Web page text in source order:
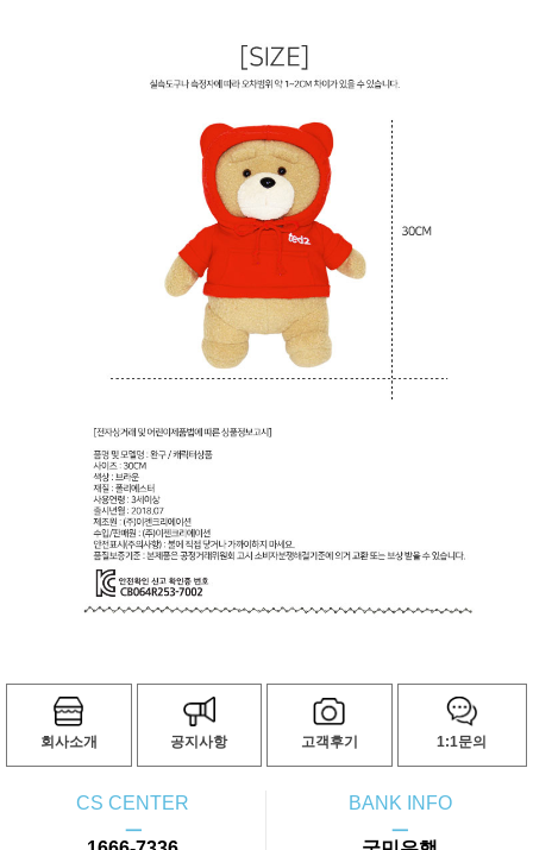
회사소개 공지사항 고객후기 1:1문의
CS CENTER
ㅡ
BANK INFO
ㅡ